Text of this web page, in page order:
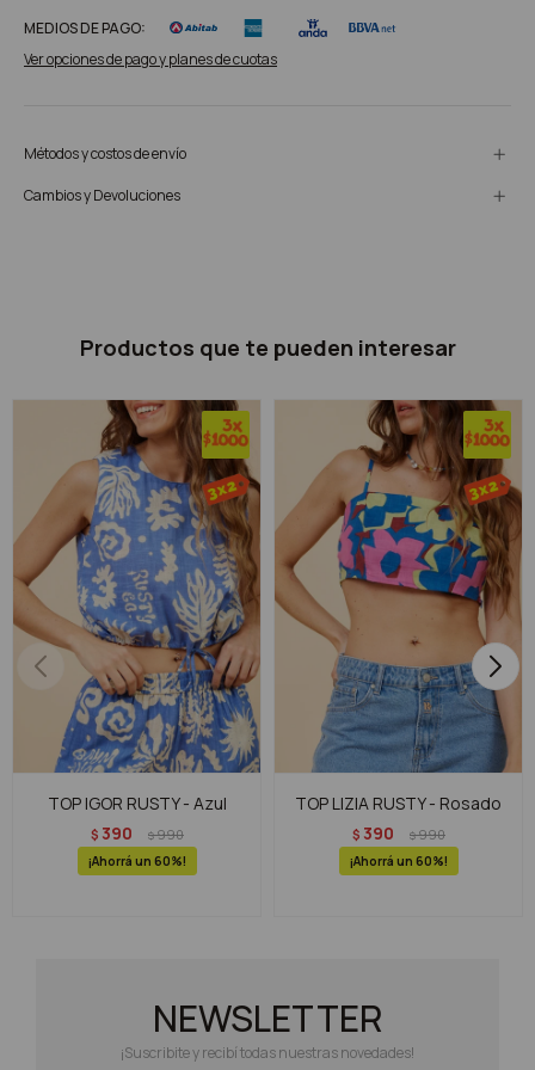
MEDIOS DE PAGO:
Ver opciones de pago y planes de cuotas
Métodos y costos de envío
Cambios y Devoluciones
Productos que te pueden interesar
TOP IGOR RUSTY - Azul
$ 390 $990
60
TOP LIZIA RUSTY - Rosado
$ 390 $990
60
NEWSLETTER
¡Suscribite y recibí todas nuestras novedades!